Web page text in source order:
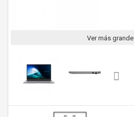
Ver más grande